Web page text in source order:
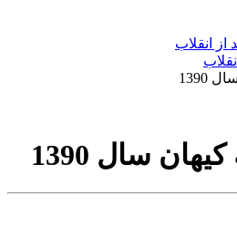
از انقلاب
سال 1390